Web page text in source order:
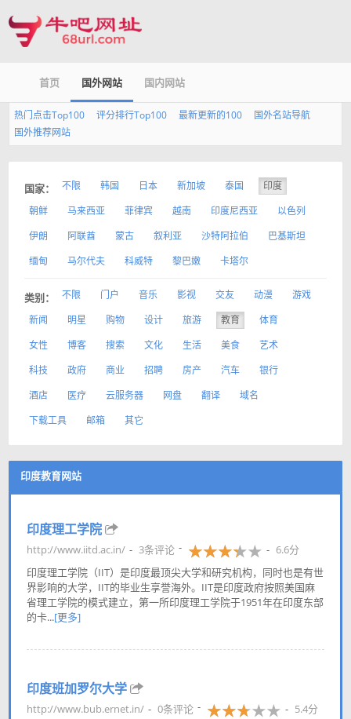
首页 国外网站 国内网站
热门点击Top100 评分排行Top100 最新更新的100
国外名站导航
国外推荐网站
国家： 不限 韩国 日本 新加坡 泰国
印度
朝鲜
马来西亚 菲律宾 越南 印度尼西亚
以色列
伊朗
阿联酋 蒙古 叙利亚 沙特阿拉伯
巴基斯坦
缅甸
马尔代夫 科威特 黎巴嫩 卡塔尔
类别： 不限 门户 音乐 影视 交友 动漫
游戏
新闻
明星 购物 设计 旅游 教育
体育
女性
博客 搜索 文化 生活 美食
艺术
科技
政府 商业 招聘 房产 汽车
银行
酒店
医疗 云服务器 网盘 翻译
域名
下载工具
邮箱 其它
印度教育网站
印度理工学院
http://www.iitd.ac.in/ 3条评论
6.6分
印度理工学院（IIT）是印度最顶尖大学和研究机构，同时也是有世
界影响的大学，IIT的毕业生享誉海外。IIT是印度政府按照美国麻
省理工学院的模式建立，第一所印度理工学院于1951年在印度东部
的卡...[更多]
印度班加罗尔大学
http://www.bub.ernet.in/ 0条评论
5.4分